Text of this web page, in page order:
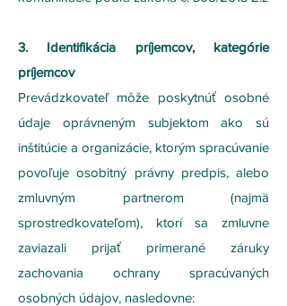
3. Identifikácia príjemcov, kategórie
príjemcov
Prevádzkovateľ môže poskytnúť osobné
údaje oprávneným subjektom ako sú
inštitúcie a organizácie, ktorým spracúvanie
povoľuje osobitný právny predpis, alebo
zmluvným partnerom (najmä
sprostredkovateľom), ktorí sa zmluvne
zaviazali prijať primerané záruky
zachovania ochrany spracúvaných
osobných údajov, nasledovne: